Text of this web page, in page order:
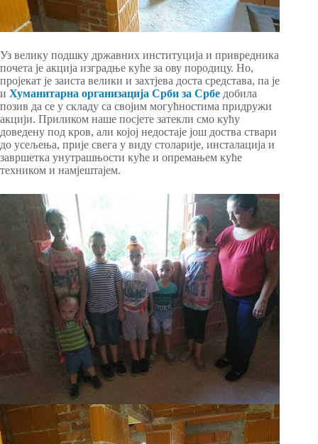
Уз велику подшку државних институција и привредника
почета је акција изградње куће за ову породицу. Но,
пројекат је заиста велики и захтјева доста средстава, па је
и Хуманитарна организација Срби за Србе добила
позив да се у складу са својим могућностима придружи
акцији. Приликом наше посјете затекли смо кућу
доведену под кров, али којој недостаје још доства ствари
до усељења, прије свега у виду столарије, инсталација и
завршетка унутрашњости куће и опремањем куће
техником и намјештајем.